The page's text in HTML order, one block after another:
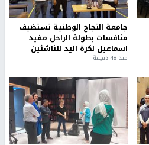
جامعة النجاح الوطنية تستضيف
منافسات بطولة الراحل مفيد
اسماعيل لكرة اليد للناشئين
منذ 48 دقيقة